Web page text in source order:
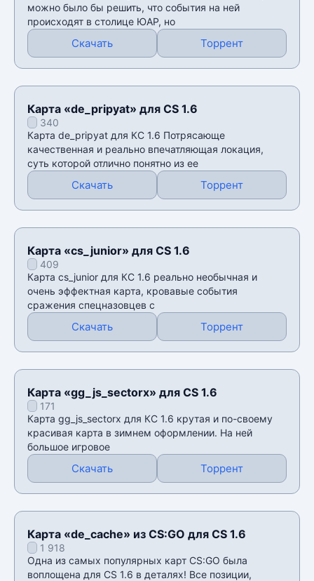
можно было бы решить, что события на ней
происходят в столице ЮАР, но
Скачать Торрент
Карта «de_pripyat» для CS 1.6
340
Карта de_pripyat для КС 1.6 Потрясающе
качественная и реально впечатляющая локация,
суть которой отлично понятно из ее
Скачать Торрент
Карта «cs_junior» для CS 1.6
409
Карта cs_junior для КС 1.6 реально необычная и
очень эффектная карта, кровавые события
сражения спецназовцев с
Скачать Торрент
Карта «gg_js_sectorx» для CS 1.6
171
Карта gg_js_sectorx для КС 1.6 крутая и по-своему
красивая карта в зимнем оформлении. На ней
большое игровое
Скачать Торрент
Карта «de_cache» из CS:GO для CS 1.6
1 918
Одна из самых популярных карт CS:GO была
воплощена для CS 1.6 в деталях! Все позиции,